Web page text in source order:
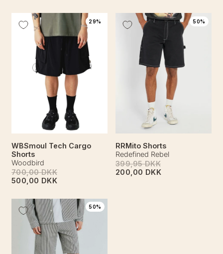
29%
WBSmoul Tech Cargo
Shorts
700,00 DKK
500,00 DKK
Woodbird
50%
RRMito Shorts
399,95 DKK
200,00 DKK
Redefined Rebel
50%